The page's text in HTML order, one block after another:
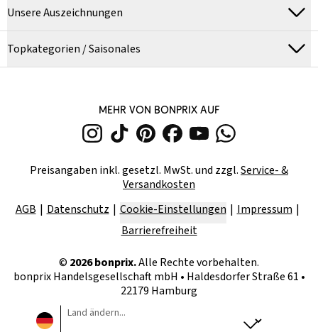
Unsere Auszeichnungen
Topkategorien / Saisonales
MEHR VON BONPRIX AUF
Preisangaben inkl. gesetzl. MwSt. und zzgl.Service- &
Versandkosten
AGB
Datenschutz Cookie-Einstellungen
Impressum
Barrierefreiheit
© 2026bonprix.Alle Rechte vorbehalten.
bonprix Handelsgesellschaft mbH • Haldesdorfer Straße 61 •
22179 Hamburg
Land ändern...